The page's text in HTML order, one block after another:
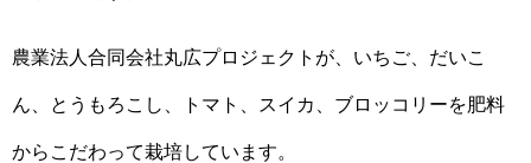
農業法人合同会社丸広プロジェクトが、いちご、だいこ
ん、とうもろこし、トマト、スイカ、ブロッコリーを肥料
からこだわって栽培しています。